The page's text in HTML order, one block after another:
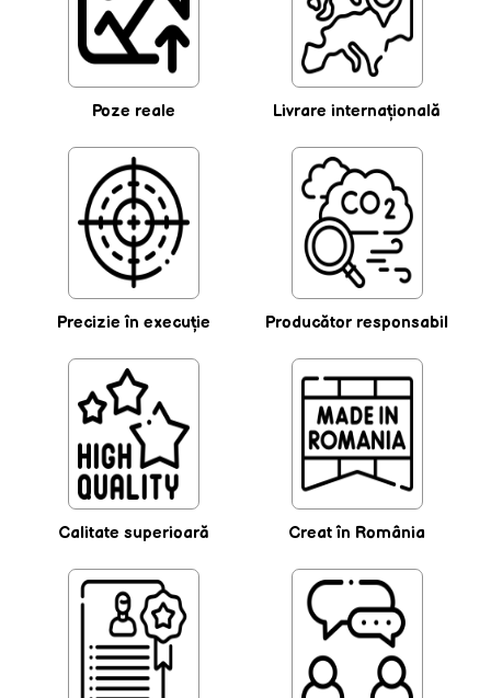
Poze reale Livrare internaţională
Precizie în execuţie Producător responsabil
Calitate superioară Creat în România